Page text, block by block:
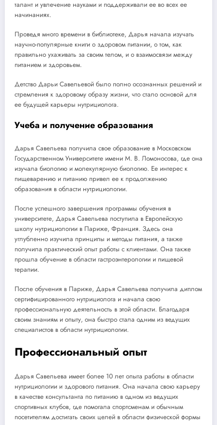
талант и увлечение науками и поддерживали ее во всех ее
начинаниях.
Проведя много времени в библиотеке, Дарья начала изучать
научно-популярные книги о здоровом питании, о том, как
правильно ухаживать за своим телом, и о взаимосвязи между
питанием и здоровьем.
Детство Дарьи Савельевой было полно осознанных решений и
стремления к здоровому образу жизни, что стало основой для
ее будущей карьеры нутрициолога.
Учеба и получение образования
Дарья Савельева получила свое образование в Московском
Государственном Университете имени М. В. Ломоносова, где она
изучала биологию и молекулярную биологию. Ее интерес к
пищеварению и питанию привел ее к продолжению
образования в области нутрициологии.
После успешного завершения программы обучения в
университете, Дарья Савельева поступила в Европейскую
школу нутрициологии в Париже, Франция. Здесь она
углубленно изучила принципы и методы питания, а также
получила практический опыт работы с клиентами. Она также
прошла обучение в области гастроэнтерологии и пищевой
терапии.
После обучения в Париже, Дарья Савельева получила диплом
сертифицированного нутрициолога и начала свою
профессиональную деятельность в этой области. Благодаря
своим знаниям и опыту, она быстро стала одним из ведущих
специалистов в области нутрициологии.
Профессиональный опыт
Дарья Савельева имеет более 10 лет опыта работы в области
нутрициологии и здорового питания. Она начала свою карьеру
в качестве консультанта по питанию в одном из ведущих
спортивных клубов, где помогала спортсменам и обычным
посетителям достигать своих целей в области физической формы